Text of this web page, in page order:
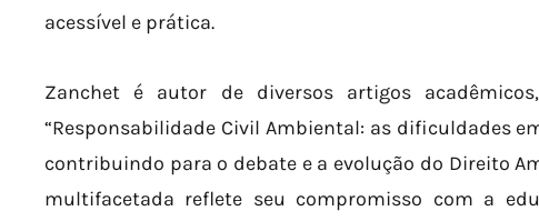
acessível e prática.
Zanchet é autor de diversos artigos
“Responsabilidade Civil Ambiental: as dificuldades
contribuindo para o debate e a evolução do Direito
multifacetada reflete seu compromisso com a